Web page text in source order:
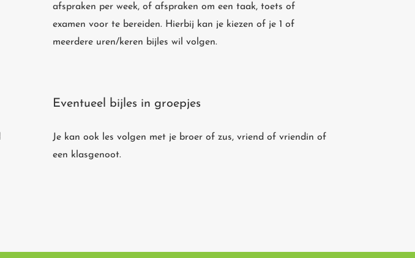
afspraken per week, of afspraken om een taak, toets of
examen voor te bereiden. Hierbij kan je kiezen of je 1 of
meerdere uren/keren bijles wil volgen.
Eventueel bijles in groepjes
Je kan ook les volgen met je broer of zus, vriend of vriendin of
een klasgenoot.